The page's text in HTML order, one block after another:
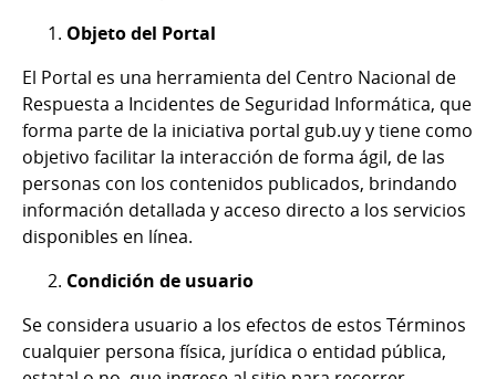
Objeto del Portal
El Portal es una herramienta del Centro Nacional de
Respuesta a Incidentes de Seguridad Informática, que
forma parte de la iniciativa portal gub.uy y tiene como
objetivo facilitar la interacción de forma ágil, de las
personas con los contenidos publicados, brindando
información detallada y acceso directo a los servicios
disponibles en línea.
Condición de usuario
Se considera usuario a los efectos de estos Términos
cualquier persona física, jurídica o entidad pública,